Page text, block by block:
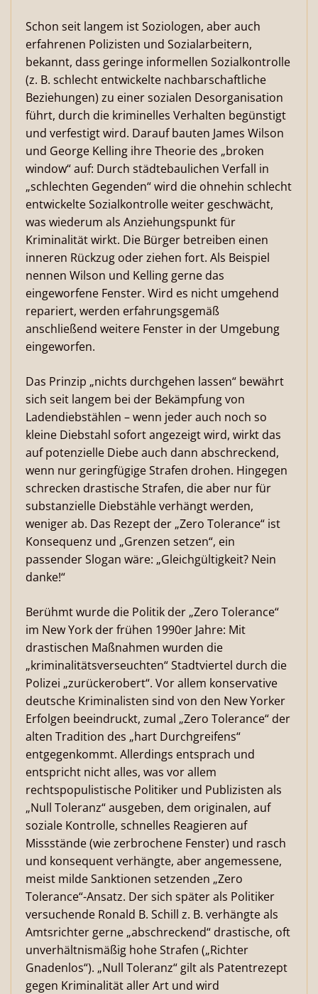
Schon seit langem ist Soziologen, aber auch
erfahrenen Polizisten und Sozialarbeitern,
bekannt, dass geringe informellen Sozialkontrolle
(z. B. schlecht entwickelte nachbarschaftliche
Beziehungen) zu einer sozialen Desorganisation
führt, durch die kriminelles Verhalten begünstigt
und verfestigt wird. Darauf bauten James Wilson
und George Kelling ihre Theorie des „broken
window“ auf: Durch städtebaulichen Verfall in
„schlechten Gegenden“ wird die ohnehin schlecht
entwickelte Sozialkontrolle weiter geschwächt,
was wiederum als Anziehungspunkt für
Kriminalität wirkt. Die Bürger betreiben einen
inneren Rückzug oder ziehen fort. Als Beispiel
nennen Wilson und Kelling gerne das
eingeworfene Fenster. Wird es nicht umgehend
repariert, werden erfahrungsgemäß
anschließend weitere Fenster in der Umgebung
eingeworfen.
Das Prinzip „nichts durchgehen lassen“ bewährt
sich seit langem bei der Bekämpfung von
Ladendiebstählen – wenn jeder auch noch so
kleine Diebstahl sofort angezeigt wird, wirkt das
auf potenzielle Diebe auch dann abschreckend,
wenn nur geringfügige Strafen drohen. Hingegen
schrecken drastische Strafen, die aber nur für
substanzielle Diebstähle verhängt werden,
weniger ab. Das Rezept der „Zero Tolerance“ ist
Konsequenz und „Grenzen setzen“, ein
passender Slogan wäre: „Gleichgültigkeit? Nein
danke!“
Berühmt wurde die Politik der „Zero Tolerance“
im New York der frühen 1990er Jahre: Mit
drastischen Maßnahmen wurden die
„kriminalitätsverseuchten“ Stadtviertel durch die
Polizei „zurückerobert“. Vor allem konservative
deutsche Kriminalisten sind von den New Yorker
Erfolgen beeindruckt, zumal „Zero Tolerance“ der
alten Tradition des „hart Durchgreifens“
entgegenkommt. Allerdings entsprach und
entspricht nicht alles, was vor allem
rechtspopulistische Politiker und Publizisten als
„Null Toleranz“ ausgeben, dem originalen, auf
soziale Kontrolle, schnelles Reagieren auf
Missstände (wie zerbrochene Fenster) und rasch
und konsequent verhängte, aber angemessene,
meist milde Sanktionen setzenden „Zero
Tolerance“-Ansatz. Der sich später als Politiker
versuchende Ronald B. Schill z. B. verhängte als
Amtsrichter gerne „abschreckend“ drastische, oft
unverhältnismäßig hohe Strafen („Richter
Gnadenlos“). „Null Toleranz“ gilt als Patentrezept
gegen Kriminalität aller Art und wird